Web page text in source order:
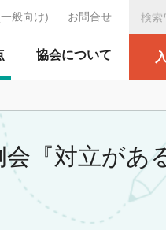
テーション
協会について
般向け) お問合せ
『対立があ